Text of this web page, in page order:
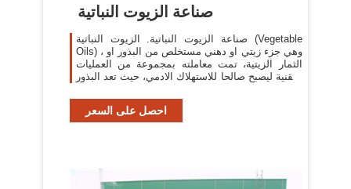
صناعة الزيوت النباتية
صناعة الزيوت النباتية. الزيوت النباتية (Vegetable
Oils) ، وهي جزء زيتي او دهني مستخلص من البذور او
الثمار الزيتية، تمت معاملته بمجموعة من العمليات
التقنية ليصبح صالحا للاستهلاك الادمي، حيث تعد البذور
احصل على السعر